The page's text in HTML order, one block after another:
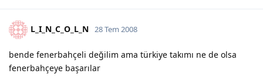
L_I_N_C_O_L_N 28 Tem 2008
bende fenerbahçeli değilim ama türkiye takımı ne de olsa
fenerbahçeye başarılar